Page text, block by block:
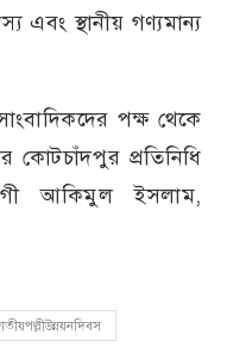
এবং স্থানীয় গণ্যমান্য
পক্ষ থেকে
কোটচাঁদপুর প্রতিনিধি
আকিমুল ইসলাম,